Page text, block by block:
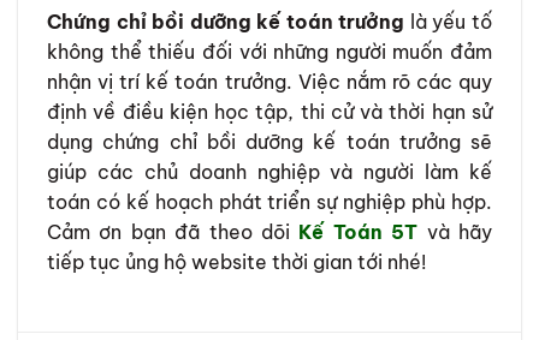
Chứng chỉ bồi dưỡng kế toán trưởng là yếu tố
không thể thiếu đối với những người muốn đảm
nhận vị trí kế toán trưởng. Việc nắm rõ các quy
định về điều kiện học tập, thi cử và thời hạn sử
dụng chứng chỉ bồi dưỡng kế toán trưởng sẽ
giúp các chủ doanh nghiệp và người làm kế
toán có kế hoạch phát triển sự nghiệp phù hợp.
Cảm ơn bạn đã theo dõi Kế Toán 5T và hãy
tiếp tục ủng hộ website thời gian tới nhé!